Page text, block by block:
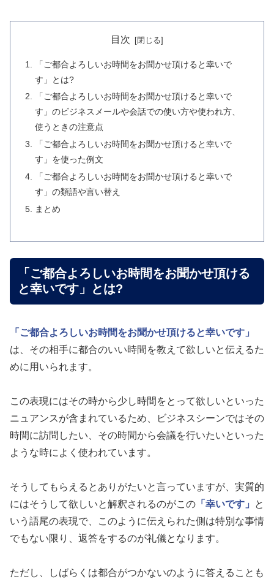
目次
「ご都合よろしいお時間をお聞かせ頂けると幸いで
す」とは?
「ご都合よろしいお時間をお聞かせ頂けると幸いで
す」のビジネスメールや会話での使い方や使われ方、
使うときの注意点
「ご都合よろしいお時間をお聞かせ頂けると幸いで
す」を使った例文
「ご都合よろしいお時間をお聞かせ頂けると幸いで
す」の類語や言い替え
まとめ
「ご都合よろしいお時間をお聞かせ頂ける
と幸いです」とは?
「ご都合よろしいお時間をお聞かせ頂けると幸いです」
は、その相手に都合のいい時間を教えて欲しいと伝えるた
めに用いられます。
この表現にはその時から少し時間をとって欲しいといった
ニュアンスが含まれているため、ビジネスシーンではその
時間に訪問したい、その時間から会議を行いたいといった
ような時によく使われています。
そうしてもらえるとありがたいと言っていますが、実質的
にはそうして欲しいと解釈されるのがこの 「幸いです」
と
いう語尾の表現で、このように伝えられた側は特別な事情
でもない限り、返答をするのが礼儀となります。
ただし、しばらくは都合がつかないのように答えることも